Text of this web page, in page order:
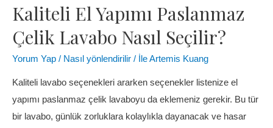
Kaliteli El Yapımı Paslanmaz
Çelik Lavabo Nasıl Seçilir?
Yorum Yap / Nasıl yönlendirilir / İleArtemis Kuang
Kaliteli lavabo seçenekleri ararken seçenekler listenize el
yapımı paslanmaz çelik lavaboyu da eklemeniz gerekir. Bu tür
bir lavabo, günlük zorluklara kolaylıkla dayanacak ve hasar